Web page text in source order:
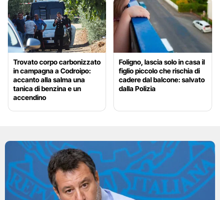
Trovato corpo carbonizzato
in campagna a Codroipo:
accanto alla salma una
tanica di benzina e un
accendino
Foligno, lascia solo in casa il
figlio piccolo che rischia di
cadere dal balcone: salvato
dalla Polizia